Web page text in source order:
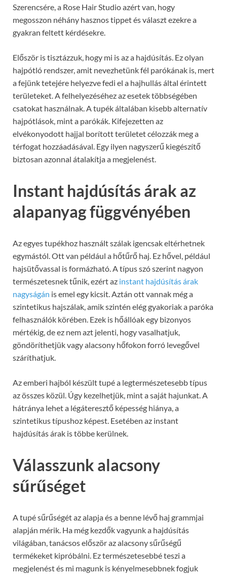
Szerencsére, a Rose Hair Studio azért van, hogy
megosszon néhány hasznos tippet és választ ezekre a
gyakran feltett kérdésekre.
Először is tisztázzuk, hogy mi is az a hajdúsítás. Ez olyan
hajpótló rendszer, amit nevezhetünk fél parókának is, mert
a fejünk tetejére helyezve fedi el a hajhullás által érintett
területeket. A felhelyezéséhez az esetek többségében
csatokat használnak. A tupék általában kisebb alternatív
hajpótlások, mint a parókák. Kifejezetten az
elvékonyodott hajjal borított területet célozzák meg a
térfogat hozzáadásával. Egy ilyen nagyszerű kiegészítő
biztosan azonnal átalakítja a megjelenést.
Instant hajdúsítás árak az
alapanyag függvényében
Az egyes tupékhoz használt szálak igencsak eltérhetnek
egymástól. Ott van például a hőtűrő haj. Ez hővel, például
hajsütővassal is formázható. A típus szó szerint nagyon
természetesnek tűnik, ezért az instant hajdúsítás árak
nagyságán is emel egy kicsit. Aztán ott vannak még a
szintetikus hajszálak, amik szintén elég gyakoriak a paróka
felhasználók körében. Ezek is hőállóak egy bizonyos
mértékig, de ez nem azt jelenti, hogy vasalhatjuk,
göndöríthetjük vagy alacsony hőfokon forró levegővel
száríthatjuk.
Az emberi hajból készült tupé a legtermészetesebb típus
az összes közül. Úgy kezelhetjük, mint a saját hajunkat. A
hátránya lehet a légáteresztő képesség hiánya, a
szintetikus típushoz képest. Esetében az instant
hajdúsítás árak is többe kerülnek.
Válasszunk alacsony
sűrűséget
A tupé sűrűségét az alapja és a benne lévő haj grammjai
alapján mérik. Ha még kezdők vagyunk a hajdúsítás
világában, tanácsos először az alacsony sűrűségű
termékeket kipróbálni. Ez természetesebbé teszi a
megjelenést és mi magunk is kényelmesebbnek fogjuk